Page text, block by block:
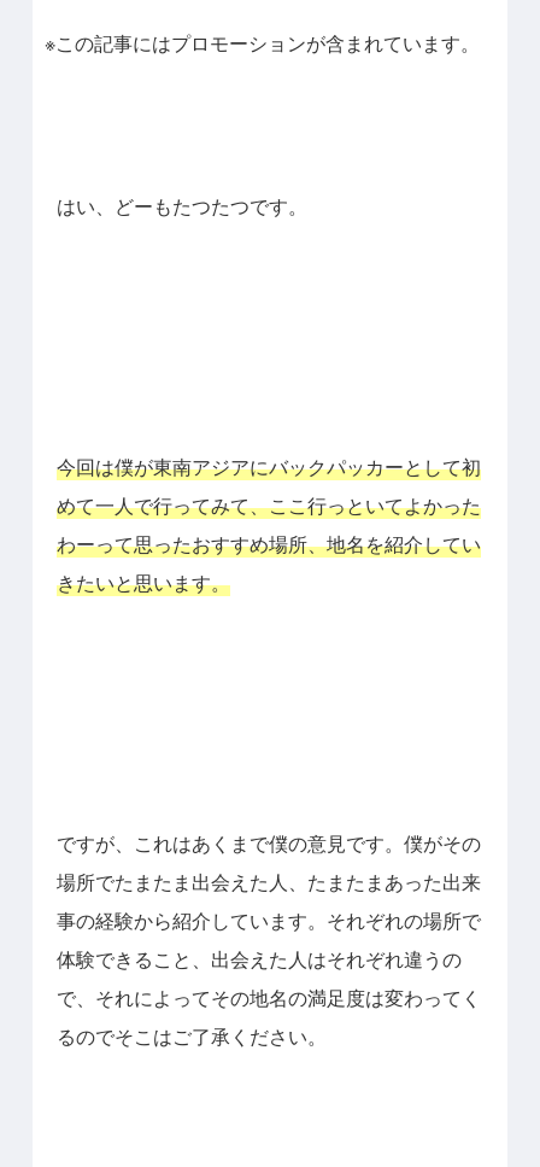
※この記事にはプロモーションが含まれています。
はい、どーもたつたつです。
今回は僕が東南アジアにバックパッカーとして初
めて一人で行ってみて、ここ行っといてよかった
わーって思ったおすすめ場所、地名を紹介してい
きたいと思います。
ですが、これはあくまで僕の意見です。僕がその
場所でたまたま出会えた人、たまたまあった出来
事の経験から紹介しています。それぞれの場所で
体験できること、出会えた人はそれぞれ違うの
で、それによってその地名の満足度は変わってく
るのでそこはご了承ください。